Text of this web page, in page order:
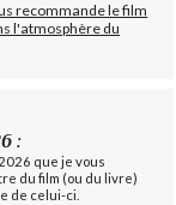
recommande le film
l'atmosphère du
:
que je vous
du film (ou du livre)
de celui-ci.